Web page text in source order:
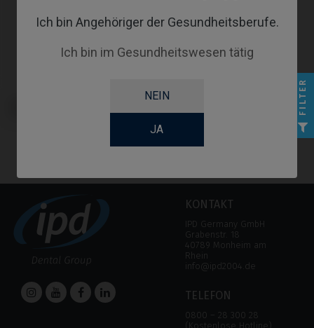
Ich bin Angehöriger der Gesundheitsberufe.
Ich bin im Gesundheitswesen tätig
NEIN
JA
KONTAKT
IPD Germany GmbH
Grabenstr. 18
40789 Monheim am
Rhein
info@ipd2004.de
TELEFON
0800 – 28 300 28
(Kostenlose Hotline)
FILTER